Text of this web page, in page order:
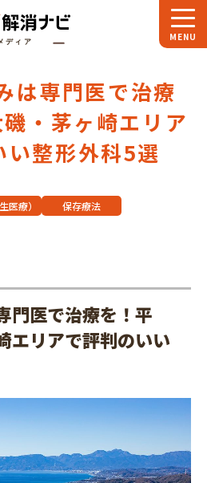
スペシャル 対談
お役立ちコラム
は専門医で治療
・茅ヶ崎エリア
い整形外科5選
医療）
保存療法
門医で治療を！平
エリアで評判のいい